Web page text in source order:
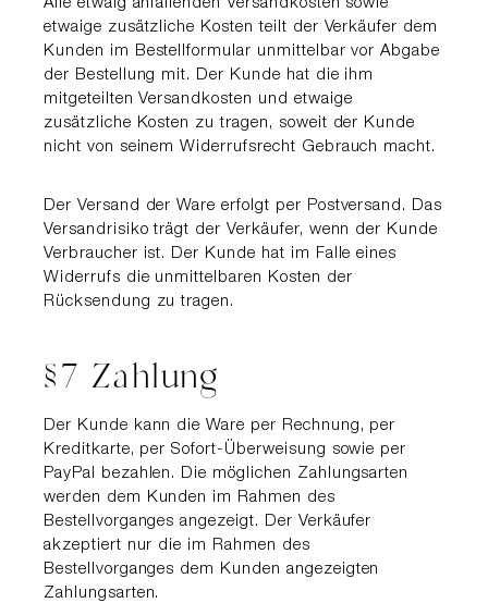
Alle etwaig anfallenden Versandkosten sowie
etwaige zusätzliche Kosten teilt der Verkäufer dem
Kunden im Bestellformular unmittelbar vor Abgabe
der Bestellung mit. Der Kunde hat die ihm
mitgeteilten Versandkosten und etwaige
zusätzliche Kosten zu tragen, soweit der Kunde
nicht von seinem Widerrufsrecht Gebrauch macht.
Der Versand der Ware erfolgt per Postversand. Das
Versandrisiko trägt der Verkäufer, wenn der Kunde
Verbraucher ist. Der Kunde hat im Falle eines
Widerrufs die unmittelbaren Kosten der
Rücksendung zu tragen.
§7 Zahlung
Der Kunde kann die Ware per Rechnung, per
Kreditkarte, per Sofort-Überweisung sowie per
PayPal bezahlen. Die möglichen Zahlungsarten
werden dem Kunden im Rahmen des
Bestellvorganges angezeigt. Der Verkäufer
akzeptiert nur die im Rahmen des
Bestellvorganges dem Kunden angezeigten
Zahlungsarten.